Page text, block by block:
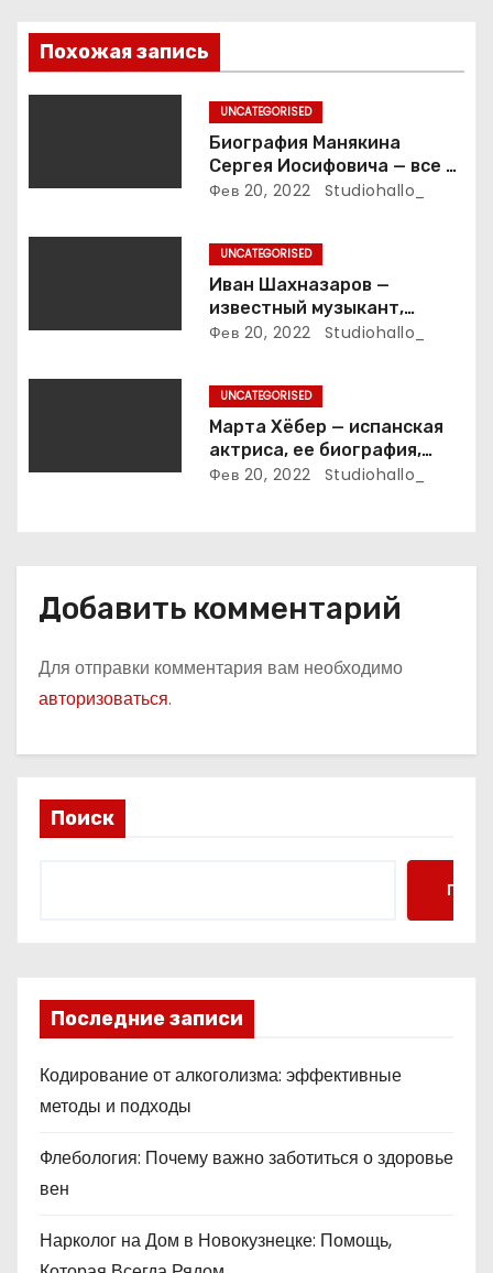
з
а
и
с
м
Похожая запись
UNCATEGORISED
Биография Манякина
Сергея Иосифовича — все о
ветеране футбола России!
Фев 20, 2022 Studiohallo_
UNCATEGORISED
Иван Шахназаров —
известный музыкант,
композитор и продюсер —
Фев 20, 2022 Studiohallo_
UNCATEGORISED
Марта Хёбер — испанская
актриса, ее биография,
фото и интересные факты,
Фев 20, 2022 Studiohallo_
Добавить комментарий
Для отправки комментария вам необходимо
авторизоваться.
Поиск
Поиск
Последние записи
Кодирование от алкоголизма: эффективные
методы и подходы
Флебология: Почему важно заботиться о здоровье
вен
Нарколог на Дом в Новокузнецке: Помощь,